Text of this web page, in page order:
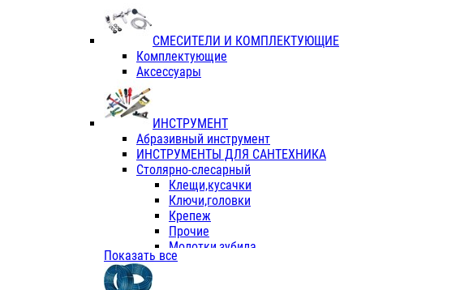
СМЕСИТЕЛИ И КОМПЛЕКТУЮЩИЕ
Комплектующие
Аксессуары
ИНСТРУМЕНТ
Абразивный инструмент
ИНСТРУМЕНТЫ ДЛЯ САНТЕХНИКА
Столярно-слесарный
Клещи,кусачки
Ключи,головки
Крепеж
Прочие
Молотки,зубила
Пассатижи,тонкогубцы,утконосы
Показать все